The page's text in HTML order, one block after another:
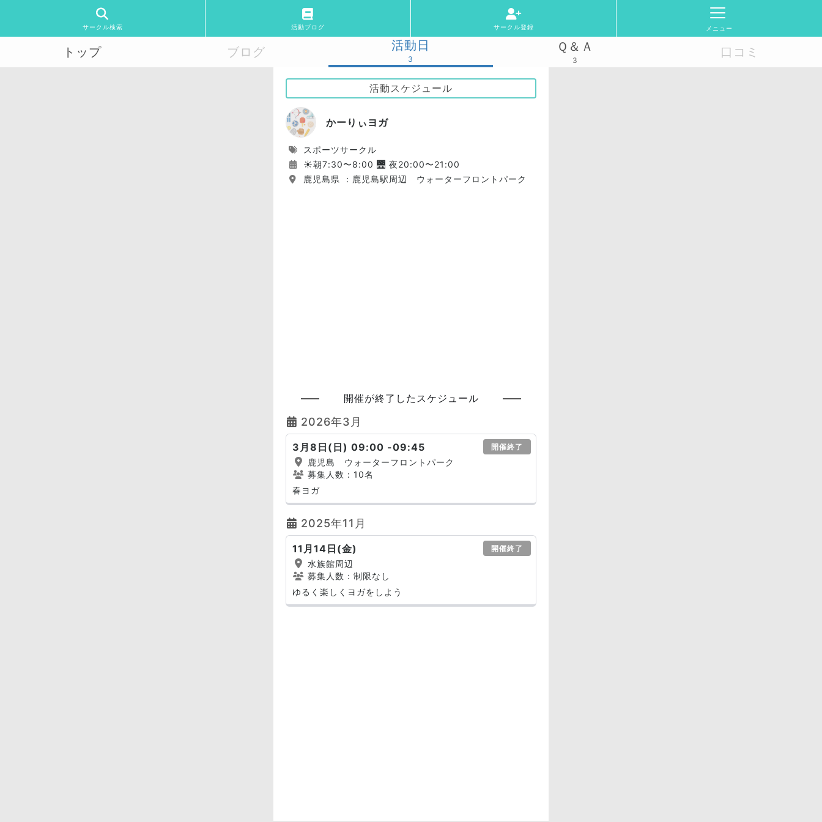
サークル検索 活動ブログ サークル登録 メニュー
トップ ブログ 活動日
3
Ｑ＆Ａ
3
口コミ
活動スケジュール
かーりぃヨガ
スポーツサークル
☀️朝7:30〜8:00 🌉 夜20:00〜21:00
鹿児島県 ：鹿児島駅周辺 ウォーターフロントパーク
開催が終了したスケジュール
2026年3月
3月8日(日) 09:00 -09:45 開催終了
鹿児島 ウォーターフロントパーク
募集人数：10名
春ヨガ
2025年11月
11月14日(金) 開催終了
水族館周辺
募集人数：制限なし
ゆるく楽しくヨガをしよう